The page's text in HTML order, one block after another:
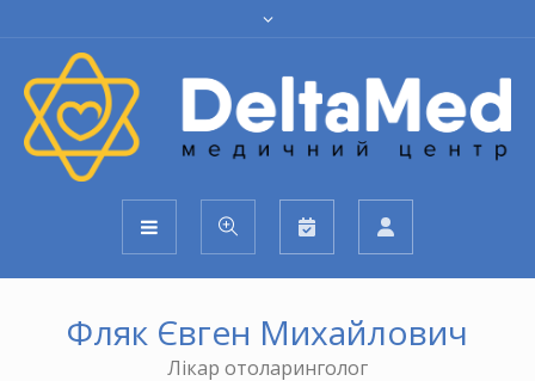
Фляк Євген Михайлович
Лікар отоларинголог